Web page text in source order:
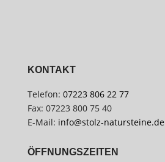
KONTAKT
Telefon: 07223 806 22 77
Fax: 07223 800 75 40
E-Mail: info@stolz-natursteine.de
ÖFFNUNGSZEITEN